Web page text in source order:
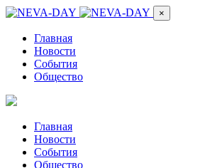
×
Главная
Новости
События
Общество
Главная
Новости
События
Общество